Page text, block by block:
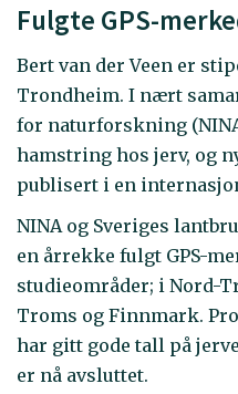
Fulgte GPS-
Bert van der Veen er
Trondheim. I nært
for naturforskning
hamstring hos jerv, og
publisert i en
NINA og Sveriges
en årrekke fulgt GPS-
studieområder; i Nord-
Troms og Finnmark.
har gitt gode tall på
er nå avsluttet.